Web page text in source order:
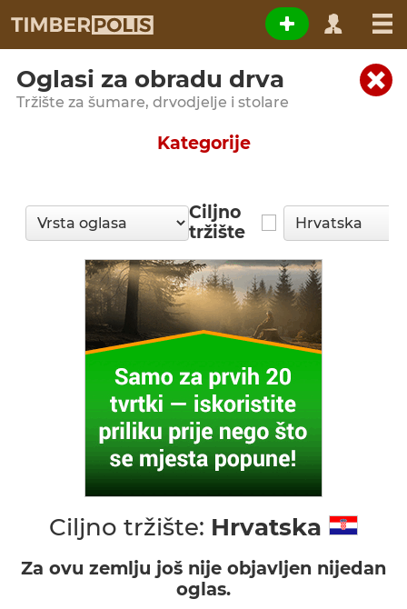
Oglasi za obradu drva
Tržište za šumare, drvodjelje i stolare
Kategorije
Ciljno
tržište
Ciljno tržište: Hrvatska
Za ovu zemlju još nije objavljen nijedan
oglas.